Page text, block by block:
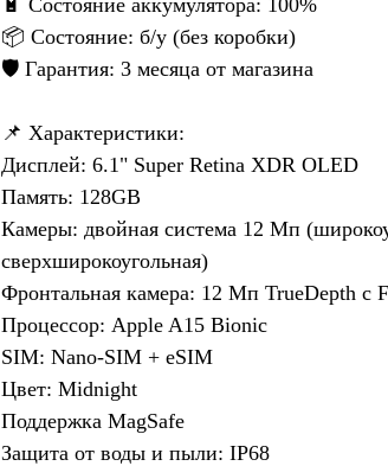
📦 Состояние: б/у (без коробки)
🛡️ Гарантия: 3 месяца от магазина
📌 Характеристики:
Дисплей: 6.1" Super Retina XDR OLED
Память: 128GB
Камеры: двойная система 12 Мп
сверхширокоугольная)
Фронтальная камера: 12 Мп TrueDepth с
Процессор: Apple A15 Bionic
SIM: Nano-SIM + eSIM
Цвет: Midnight
Поддержка MagSafe
Защита от воды и пыли: IP68